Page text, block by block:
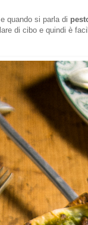
quando si parla di
di cibo e quindi è